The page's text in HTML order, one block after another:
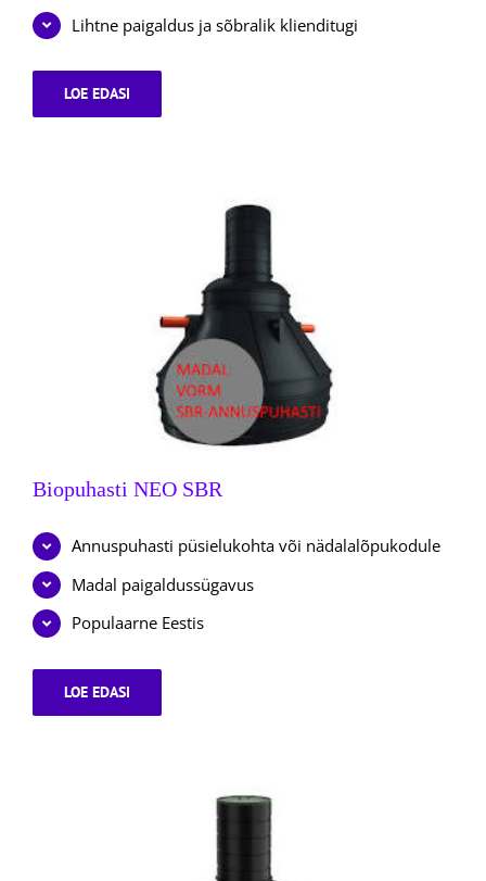
Lihtne paigaldus ja sõbralik klienditugi
LOE EDASIIMBVÄLJAKUTE
KOMPLEKTID
Biopuhasti NEO SBR
Annuspuhasti püsielukohta või nädalalõpukodule
Madal paigaldussügavus
Populaarne Eestis
LOE EDASIBIOPUHASTI
NEO